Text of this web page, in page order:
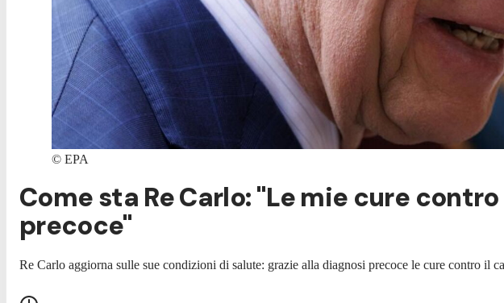
© EPA
Come sta Re Carlo: "Le mie cure
precoce"
Re Carlo aggiorna sulle sue condizioni di salute: grazie alla diagnosi precoce le cure contro il